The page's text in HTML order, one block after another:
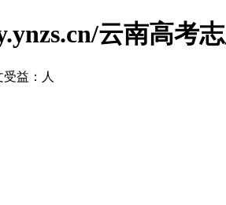
云南高考
益： 人